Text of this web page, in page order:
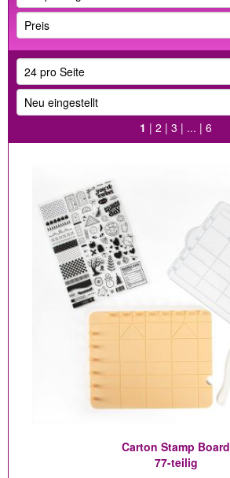
1 | 2 | 3 | ... | 6
Carton Stamp Board
77-teilig